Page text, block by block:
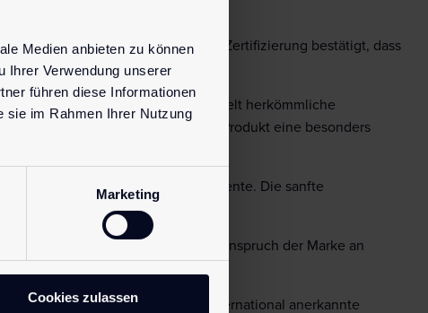
Medien anbieten zu können
Ihrer Verwendung unserer
führen diese Informationen
sie im Rahmen Ihrer Nutzung
Marketing
Cookies zulassen
Society ausgezeichnet. Die Zertifizierung bestätigt, dass
Die innovative Formel verwandelt herkömmliche
Inhaltsstoffen bietet das Produkt eine besonders
um eine Lösung für intime Momente. Die sanfte
und unterstreichen den Anspruch der Marke an
pjur ORGANIC Touch diese international anerkannte